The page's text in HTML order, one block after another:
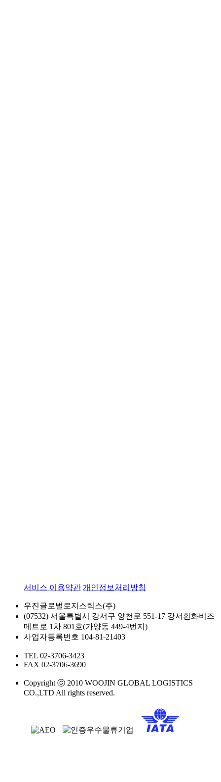
서비스 이용약관 개인정보처리방침
우진글로벌로지스틱스(주)
(07532) 서울특별시 강서구 양천로 551-17 강서환화비즈
메트로 1차 801호(가양동 449-4번지)
사업자등록번호 104-81-21403
TEL 02-3706-3423
FAX 02-3706-3690
Copyright ⓒ 2010 WOOJIN GLOBAL LOGISTICS
CO.,LTD All rights reserved.